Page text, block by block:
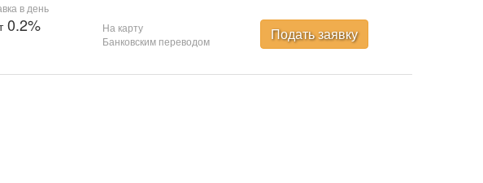
в день
0.2%
На карту
Банковским переводом
Подать заявку